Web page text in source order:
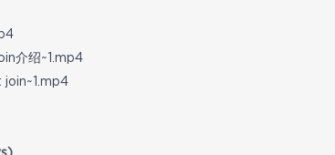
介绍~1.mp4
join~1.mp4